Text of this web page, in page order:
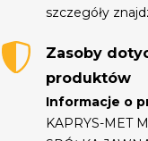
szczegóły
Zasoby
produktów
Informacje o
KAPRYS-MET